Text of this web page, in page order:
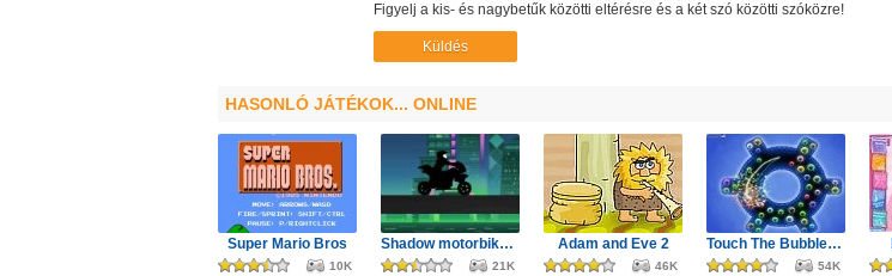
Figyelj a kis- és nagybetűk közötti eltérésre és a két szó közötti szóközre!
HASONLÓ JÁTÉKOK... ONLINE
Super Mario Bros
10K
Shadow motorbike rider game
21K
Adam and Eve 2
46K
Touch The Bubbles 4
54K